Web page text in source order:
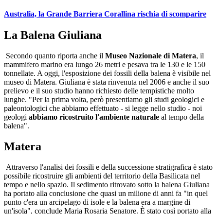
Australia, la Grande Barriera Corallina rischia di scomparire
La Balena Giuliana
Secondo quanto riporta anche il Museo Nazionale di Matera, il
mammifero marino era lungo 26 metri e pesava tra le 130 e le 150
tonnellate. A oggi, l'esposizione dei fossili della balena è visibile nel
museo di Matera. Giuliana è stata rinvenuta nel 2006 e anche il suo
prelievo e il suo studio hanno richiesto delle tempistiche molto
lunghe. "Per la prima volta, però presentiamo gli studi geologici e
paleontologici che abbiamo effettuato - si legge nello studio - noi
geologi abbiamo ricostruito l'ambiente naturale al tempo della
balena".
Matera
Attraverso l'analisi dei fossili e della successione stratigrafica è stato
possibile ricostruire gli ambienti del territorio della Basilicata nel
tempo e nello spazio. Il sedimento ritrovato sotto la balena Giuliana
ha portato alla conclusione che quasi un milione di anni fa "in quel
punto c'era un arcipelago di isole e la balena era a margine di
un'isola", conclude Maria Rosaria Senatore. È stato così portato alla